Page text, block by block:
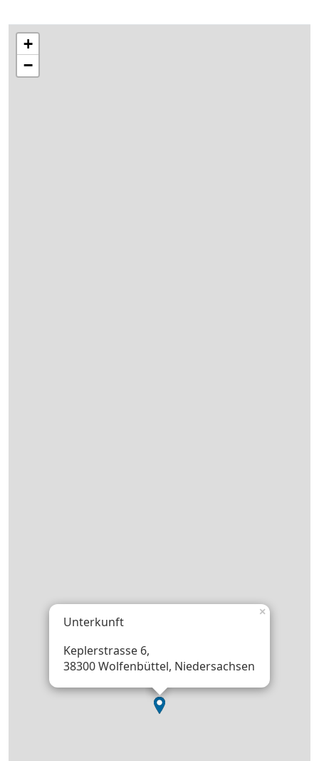
Unterkunft
Keplerstrasse 6,
38300 Wolfenbüttel, Niedersachsen
×
+
−